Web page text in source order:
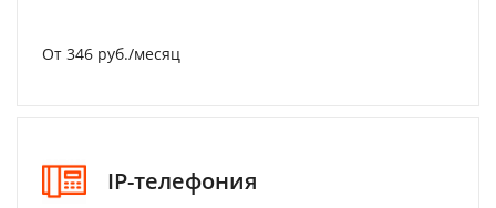
От 346 руб./месяц
IP-телефония